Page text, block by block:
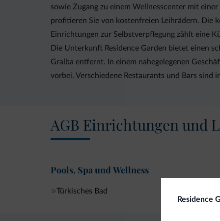
sowie Zugang zu einem Wellnesscenter mit
profitieren Sie von kostenfreien Leihrädern. Die
Einrichtungen zur Selbstverpflegung zählt eine
Die Unterkunft Residence Garden bietet einen
Gralba entfernt. In einem nahegelegenen
vorbei. Verschiedene Restaurants und Bars sind
AGB Einrichtungen und
Pools, Spa und Wellness
Türkisches Bad
Residence